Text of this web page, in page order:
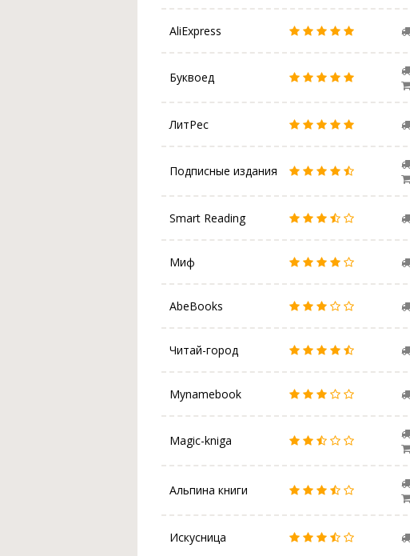
AliExpress
Буквоед
ЛитРес
Подписные издания
Smart Reading
Миф
AbeBooks
Читай-город
Mynamebook
Magic-kniga
Альпина книги
Искусница